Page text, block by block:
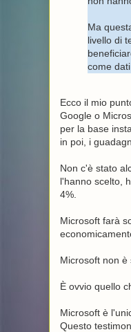
Ma
livello di
come
Ecco il mio
Google o
per la base
in poi, i
Non c'è stato
l'hanno scelto,
4%.
Microsoft farà
Microsoft non è
È ovvio quello
Microsoft è
Questo